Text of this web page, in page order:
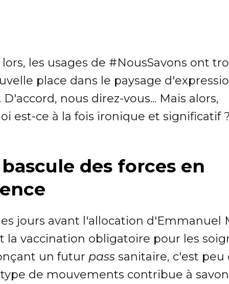
les usages de #NousSavons ont
place dans le paysage
nous direz-vous... Mais alors,
est-ce à la fois ironique et significatif
des forces en
jours avant l'allocation d'Emmanuel
la vaccination obligatoire pour les
un futur pass sanitaire, c'est peu
de mouvements contribue à